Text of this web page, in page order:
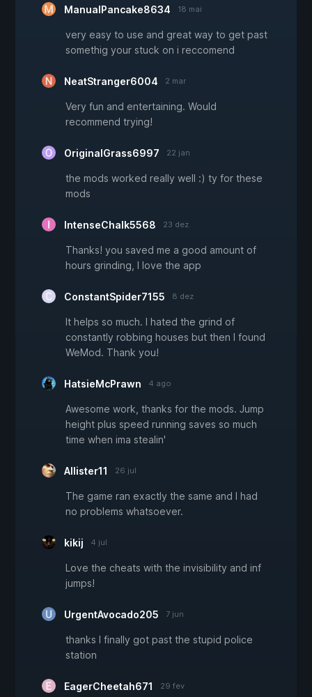
ManualPancake8634 18 mai
very easy to use and great way to get past
somethig your stuck on i reccomend
NeatStranger6004 2 mar
Very fun and entertaining. Would
recommend trying!
OriginalGrass6997 22 jan
the mods worked really well :) ty for these
mods
IntenseChalk5568 23 dez
Thanks! you saved me a good amount of
hours grinding, I love the app
ConstantSpider7155 8 dez
It helps so much. I hated the grind of
constantly robbing houses but then I found
WeMod. Thank you!
HatsieMcPrawn 4 ago
Awesome work, thanks for the mods. Jump
height plus speed running saves so much
time when ima stealin'
Allister11 26 jul
The game ran exactly the same and I had
no problems whatsoever.
kikij 4 jul
Love the cheats with the invisibility and inf
jumps!
UrgentAvocado205 7 jun
thanks I finally got past the stupid police
station
EagerCheetah671 29 fev